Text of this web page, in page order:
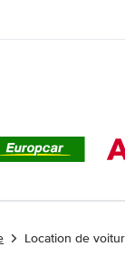
Location de